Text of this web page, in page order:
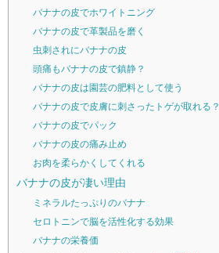
バナナの皮でホワイトニング
バナナの皮で革製品を磨く
虫刺されにバナナの皮
頭痛もバナナの皮で鎮静？
バナナの皮は園芸の肥料として使う
バナナの皮で皮膚に刺さったトゲが取れる？
バナナの皮でパック
バナナの皮の痛み止め
お肉を柔らかくしてくれる
バナナの皮が凄い理由
ミネラルたっぷりのバナナ
セロトニンで脳を活性化する効果
バナナの栄養価